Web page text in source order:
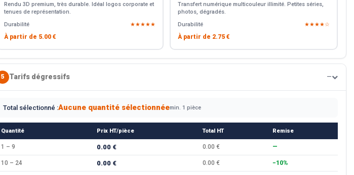
Rendu 3D premium, très durable. Idéal logos corporate et
tenues de représentation.
Durabilité
★★★★★
À partir de 5.00 €
Transfert numérique multicouleur illimité. Petites séries,
photos, dégradés.
Durabilité
★★★★☆
À partir de 2.75 €
5 Tarifs dégressifs —
Total sélectionné :Aucune quantité sélectionnéemin. 1 pièce
Quantité Prix HT/pièce Total HT Remise
1 – 9 0.00 € 0.00 € —
10 – 24 0.00 € 0.00 € −10%